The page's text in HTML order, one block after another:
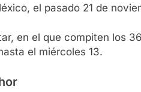
el pasado 21 de
en el que compiten los
el miércoles 13.